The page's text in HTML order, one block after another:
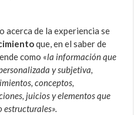
acerca de la experiencia se
que, en el saber de
como «la información que
y subjetiva,
conceptos,
juicios y elementos que
estructurales».